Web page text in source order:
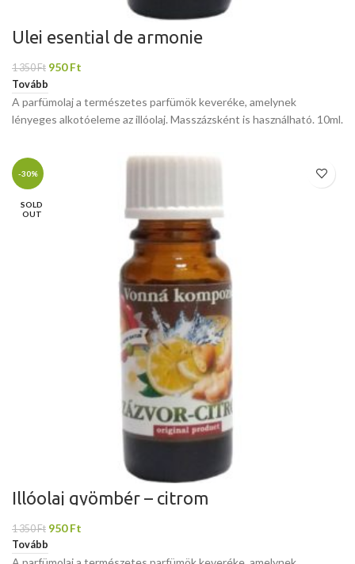
Ulei esențial de armonie
1 350Ft 950Ft
Tovább
A parfümolaj a természetes parfümök keveréke, amelynek
lényeges alkotóeleme az illóolaj. Masszázsként is használható. 10ml.
-30%
SOLD
OUT
Illóolaj gyömbér – citrom
1 350Ft 950Ft
Tovább